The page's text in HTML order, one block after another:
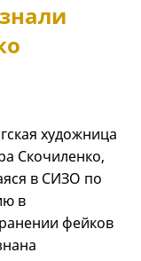
художница
Скочиленко,
в СИЗО по
в
фейков